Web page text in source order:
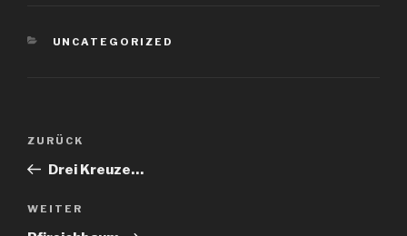
KATEGORIEN
UNCATEGORIZED
Beitragsnavigation
Vorheriger
Beitrag
ZURÜCK
Drei Kreuze…
Nächster
Beitrag
WEITER